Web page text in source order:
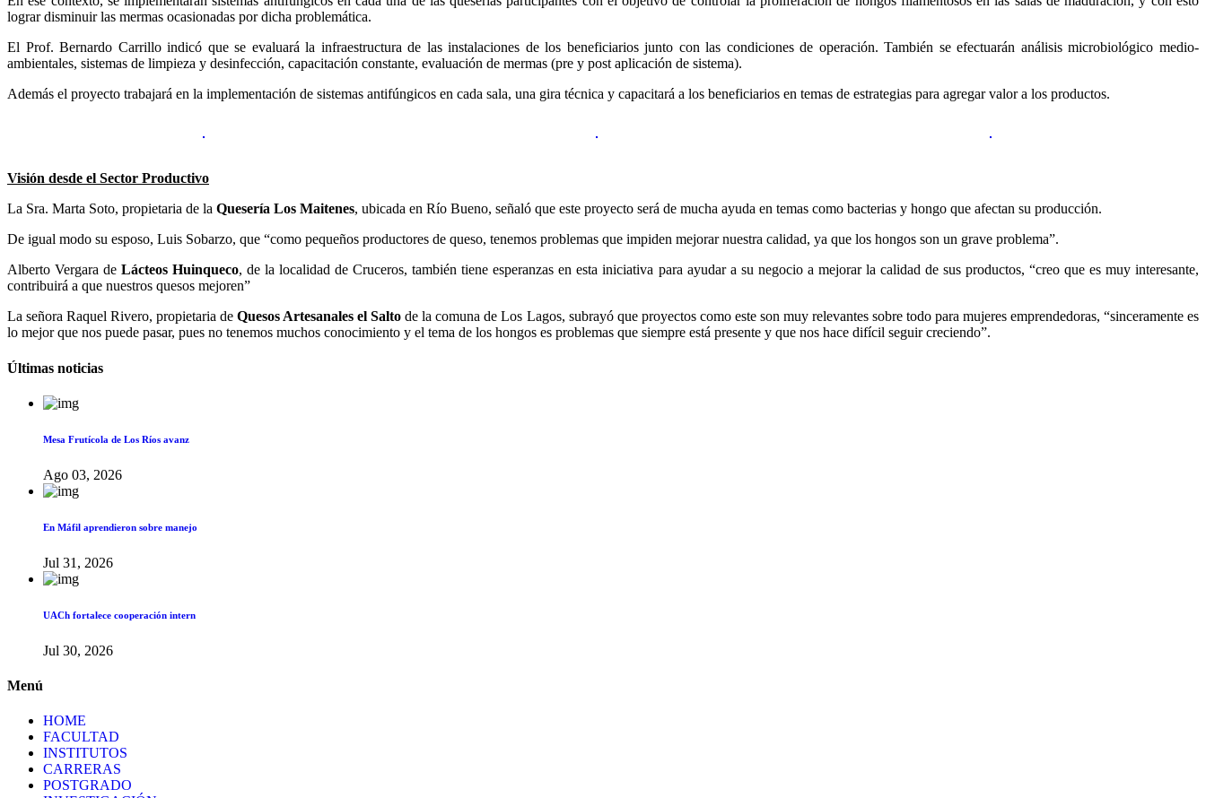
lograr disminuir las mermas ocasionadas por dicha problemática.
El Prof. Bernardo Carrillo indicó que se evaluará la infraestructura de las instalaciones de los beneficiarios junto con las condiciones de operación. También se efectuarán análisis microbiológico medio-
ambientales, sistemas de limpieza y desinfección, capacitación constante, evaluación de mermas (pre y post aplicación de sistema).
Además el proyecto trabajará en la implementación de sistemas antifúngicos en cada sala, una gira técnica y capacitará a los beneficiarios en temas de estrategias para agregar valor a los productos.
Visión desde el Sector Productivo
La Sra. Marta Soto, propietaria de la Quesería Los Maitenes, ubicada en Río Bueno, señaló que este proyecto será de mucha ayuda en temas como bacterias y hongo que afectan su producción.
De igual modo su esposo, Luis Sobarzo, que “como pequeños productores de queso, tenemos problemas que impiden mejorar nuestra calidad, ya que los hongos son un grave problema”.
Alberto Vergara de Lácteos Huinqueco, de la localidad de Cruceros, también tiene esperanzas en esta iniciativa para ayudar a su negocio a mejorar la calidad de sus productos, “creo que es muy interesante,
contribuirá a que nuestros quesos mejoren”
La señora Raquel Rivero, propietaria deQuesos Artesanales el Salto de la comuna de Los Lagos, subrayó que proyectos como este son muy relevantes sobre todo para mujeres emprendedoras, “sinceramente es
lo mejor que nos puede pasar, pues no tenemos muchos conocimiento y el tema de los hongos es problemas que siempre está presente y que nos hace difícil seguir creciendo”.
Últimas noticias
Mesa Frutícola de Los Ríos avanz
Ago 03, 2026
En Máfil aprendieron sobre manejo
Jul 31, 2026
UACh fortalece cooperación intern
Jul 30, 2026
Menú
HOME
FACULTAD
INSTITUTOS
CARRERAS
POSTGRADO